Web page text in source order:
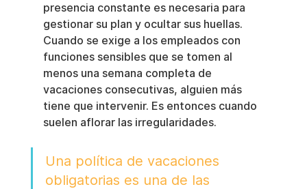
presencia constante es necesaria para
gestionar su plan y ocultar sus huellas.
Cuando se exige a los empleados con
funciones sensibles que se tomen al
menos una semana completa de
vacaciones consecutivas, alguien más
tiene que intervenir. Es entonces cuando
suelen aflorar las irregularidades.
Una política de vacaciones
obligatorias es una de las